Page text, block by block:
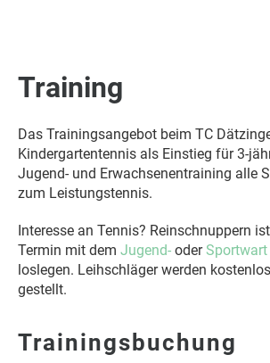
Training
Das Trainingsangebot beim TC
Kindergartentennis als Einstieg für 3-
Jugend- und Erwachsenentraining alle
zum Leistungstennis.
Interesse an Tennis? Reinschnuppern
Termin mit dem Jugend- oderSportwart
loslegen. Leihschläger werden
gestellt.
Trainingsbuchung